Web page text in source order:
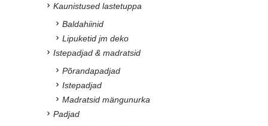
Kaunistused lastetuppa
Baldahiinid
Lipuketid jm deko
Istepadjad & madratsid
Põrandapadjad
Istepadjad
Madratsid mängunurka
Padjad